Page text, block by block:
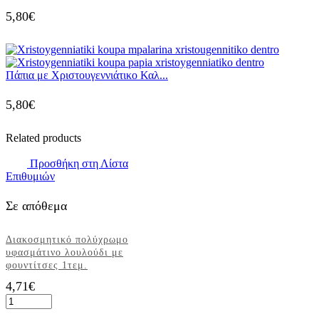
5,80€
Πάπια με Χριστουγεννιάτικο Καλ...
5,80€
Related products
Προσθήκη στη Λίστα
Επιθυμιών
Σε απόθεμα
Διακοσμητικό πολύχρωμο
υφασμάτινο λουλούδι με
φουντίτσες 1τεμ.
4,71€
Διακοσμητικό
πολύχρωμο